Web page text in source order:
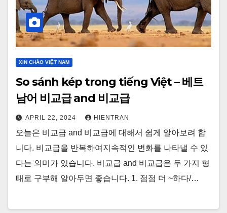
XIN CHÀO VIỆT NAM
So sánh kép trong tiếng Việt – 베트
남어 비교급 and 비교급
APRIL 22, 2024 HIENTRAN
오늘은 비교급 and 비교급에 대해서 쉽게 알아보려 합
니다. 비교급을 반복하여지속적인 변화를 나타낼 수 있
다는 의미가 있습니다. 비교급 and 비교급은 두 가지 형
태로 구부해 알아두면 좋습니다. 1. 점점 더 ~하다/…